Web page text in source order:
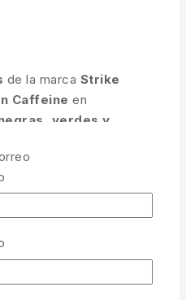
de la marca Strike
Caffeine en
verdes y
y depredadores.